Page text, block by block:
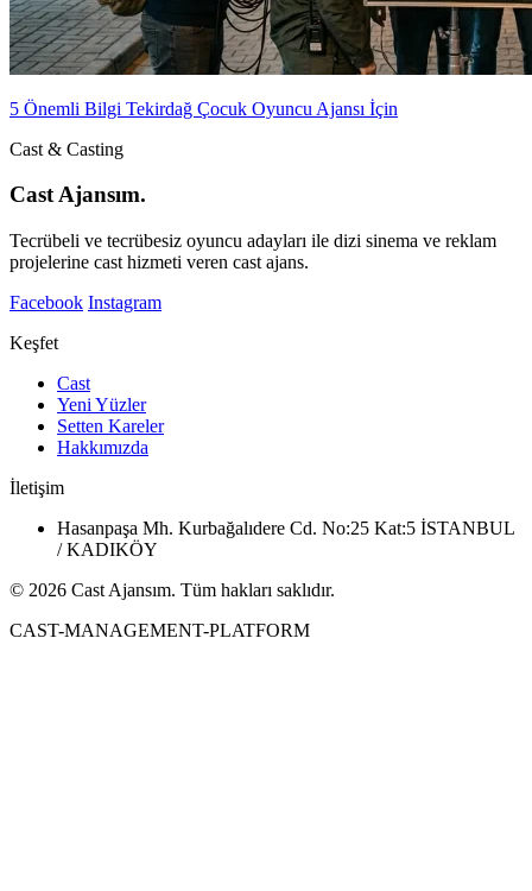
5 Önemli Bilgi Tekirdağ Çocuk Oyuncu Ajansı İçin
Cast & Casting
Cast Ajansım.
Tecrübeli ve tecrübesiz oyuncu adayları ile dizi sinema ve reklam
projelerine cast hizmeti veren cast ajans.
Facebook Instagram
Keşfet
Cast
Yeni Yüzler
Setten Kareler
Hakkımızda
İletişim
Hasanpaşa Mh. Kurbağalıdere Cd. No:25 Kat:5 İSTANBUL
/ KADIKÖY
© 2026 Cast Ajansım. Tüm hakları saklıdır.
CAST-MANAGEMENT-PLATFORM